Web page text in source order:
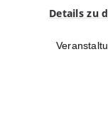
Details zu